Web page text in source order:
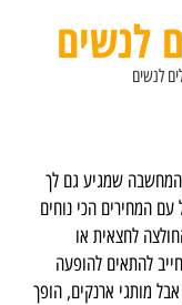
לנשים
לנשים
שמגיע גם לך
המחירים הכי נוחים
לחצאית או
להתאים להופעה
מותגי ארנקים, הופך